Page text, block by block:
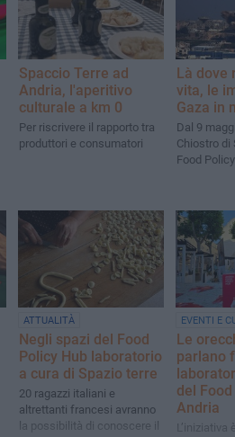
Spaccio Terre ad
Andria, l'aperitivo
culturale a km 0
Per riscrivere il rapporto tra
produttori e consumatori
Là dove
vita, le
Gaza in
Dal 9
Chiostro di
Food
ATTUALITÀ
Negli spazi del Food
Policy Hub laboratorio
a cura di Spazio terre
20 ragazzi italiani e
altrettanti francesi avranno
la possibilità di conoscere il
EVENTI E
Le
parlano
del
Andria
​L’iniziativa